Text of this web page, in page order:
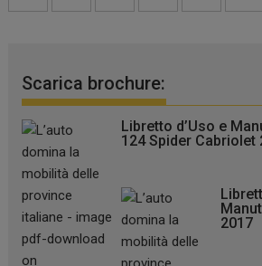
Scarica brochure:
Libretto d’Uso e
124 Spider Cabriolet
2017